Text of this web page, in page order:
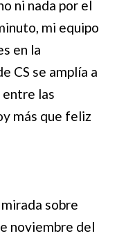
ni nada por el
mi equipo
en la
CS se amplía a
las
más que feliz
sobre
noviembre del